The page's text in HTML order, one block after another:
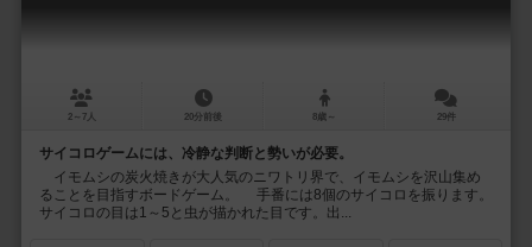
2～7人 20分前後 8歳～ 29件
サイコロゲームには、冷静な判断と勢いが必要。
イモムシの炭火焼きが大人気のニワトリ界で、イモムシを沢山集め
ることを目指すボードゲーム。 手番には8個のサイコロを振ります。
サイコロの目は1～5と虫が描かれた目です。出...